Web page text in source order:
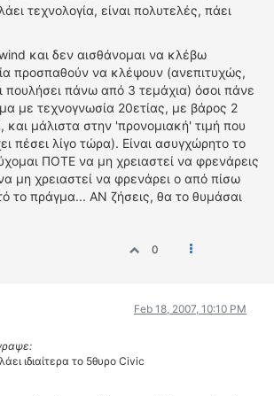
τεχνολογία, είναι πολυτελές, πάει
και δεν αισθάνομαι να κλέβω
προσπαθούν να κλέψουν (ανεπιτυχώς,
πουλήσει πάνω από 3 τεμάχια) όσοι πάνε
με τεχνογνωσία 20ετίας, με βάρος 2
και μάλιστα στην 'προνομιακή' τιμή που
πέσει λίγο τώρα). Είναι ασυγχώρητο το
ΠΟΤΕ να μη χρειαστεί να φρενάρεις
μη χρειαστεί να φρενάρει ο από πίσω
το πράγμα... ΑΝ ζήσεις, θα το θυμάσαι
0
Feb 18, 2007, 10:10 PM
ιδιαίτερα το 5θυρο Civic